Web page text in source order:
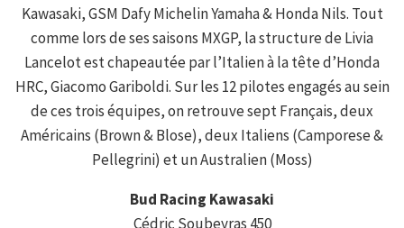
Kawasaki, GSM Dafy Michelin Yamaha & Honda Nils. Tout
comme lors de ses saisons MXGP, la structure de Livia
Lancelot est chapeautée par l’Italien à la tête d’Honda
HRC, Giacomo Gariboldi. Sur les 12 pilotes engagés au sein
de ces trois équipes, on retrouve sept Français, deux
Américains (Brown & Blose), deux Italiens (Camporese &
Pellegrini) et un Australien (Moss)
Bud Racing Kawasaki
Cédric Soubeyras 450